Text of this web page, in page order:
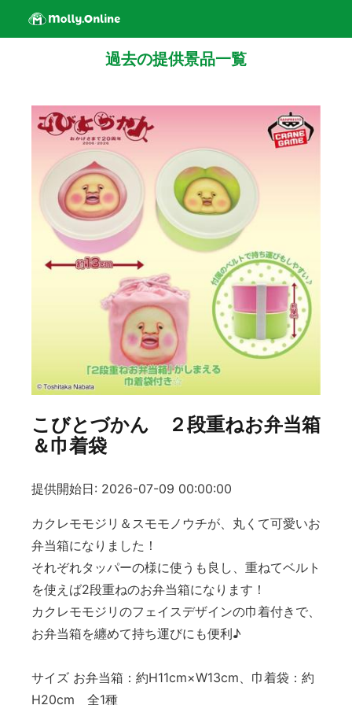
過去の提供景品一覧
こびとづかん ２段重ねお弁当箱
＆巾着袋
提供開始日: 2026-07-09 00:00:00
カクレモモジリ＆スモモノウチが、丸くて可愛いお
弁当箱になりました！
それぞれタッパーの様に使うも良し、重ねてベルト
を使えば2段重ねのお弁当箱になります！
カクレモモジリのフェイスデザインの巾着付きで、
お弁当箱を纏めて持ち運びにも便利♪
サイズ お弁当箱：約H11cm×W13cm、巾着袋：約
H20cm 全1種